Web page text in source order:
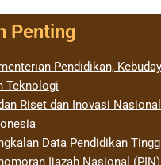
Penting
Pendidikan,
Teknologi
Riset dan Inovasi
Data Pendidikan
Ijazah Nasional (PIN)